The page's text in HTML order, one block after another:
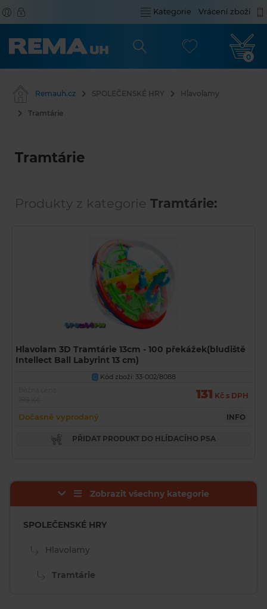
Kategorie Vrácení zboží
0
Remauh.cz SPOLEČENSKÉ HRY Hlavolamy
Tramtárie
Tramtárie
Produkty z kategorie Tramtárie:
Hlavolam 3D Tramtárie 13cm - 100 překážek(bludiště
Intellect Ball Labyrint 13 cm)
U Kód zboží: 33-002/8088
131 Kč s DPH
Dočasně vyprodaný INFO
PŘIDAT PRODUKT DO HLÍDACÍHO PSA
Zobrazit všechny kategorie
SPOLEČENSKÉ HRY
Hlavolamy
Tramtárie